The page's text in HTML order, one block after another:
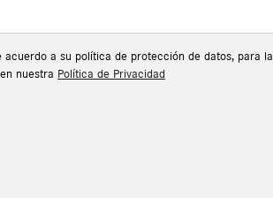
acuerdo a su política de protección de datos, para la
nuestra Política de Privacidad